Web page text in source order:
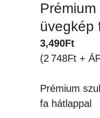
üvegkép
3,490Ft
(2 748Ft +
Prémium
fa hátlappal